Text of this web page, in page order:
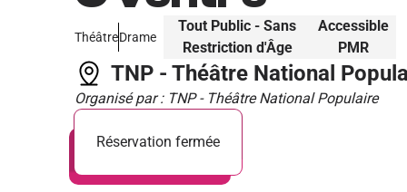
ThéâtreDrame
Tout Public - Sans
Restriction d'Âge
Accessible
PMR
TNP - Théâtre National
Organisé par : TNP - Théâtre National Populaire
Réservation fermée